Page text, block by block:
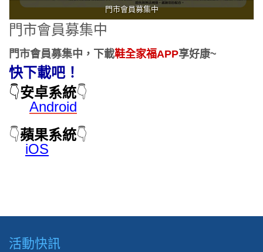
門市會員募集中
門市會員募集中
門市會員募集中，下載鞋全家福APP享好康~
快下載吧！
👇安卓系統👇
Android
👇蘋果系統👇
iOS
活動快訊